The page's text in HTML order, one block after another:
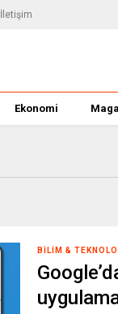
İletişim
Ekonomi
BILIM &